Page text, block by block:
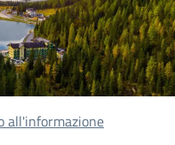
all'informazione